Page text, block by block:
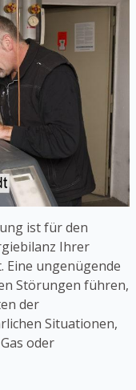
ist für den
Ihrer
ungenügende
Störungen führen,
der
Situationen,
oder